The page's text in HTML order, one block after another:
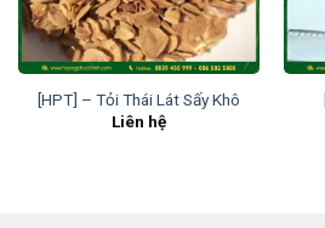
[HPT] – Tỏi Thái Lát Sấy Khô
Liên hệ